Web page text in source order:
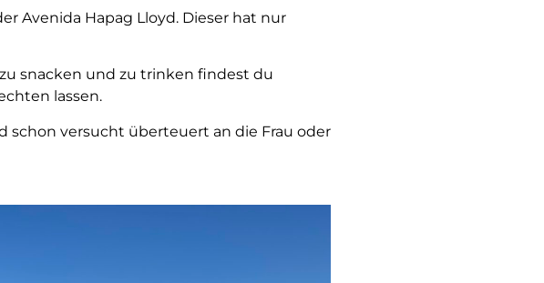
Avenida Hapag Lloyd. Dieser hat nur
snacken und zu trinken findest du
lassen.
schon versucht überteuert an die Frau oder